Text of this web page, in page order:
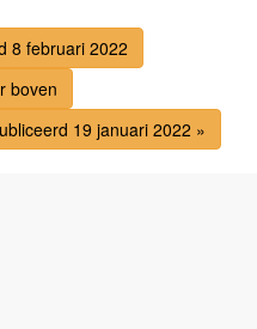
8 februari 2022
boven
19 januari 2022 »